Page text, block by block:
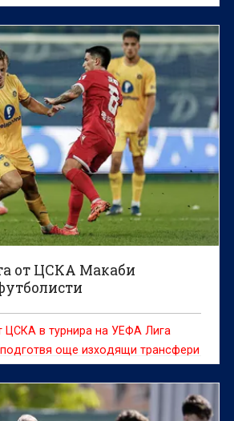
допълнителни бонуси, е била
клуб, твърди испанският
от ЦСКА Макаби
ЦСКА в турнира на УЕФА Лига
още изходящи трансфери